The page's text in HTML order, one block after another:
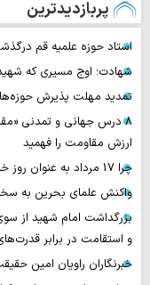
پربازدیدترین
استاد حوزه علمیه قم
شهادت؛ اوج مسیری که
تمدید مهلت پذیرش
۸ درس جهانی و تمدنی
ارزش مقاومت را فهمید
چرا 17 مرداد به عنوان روز خبرنگار نامیده شد؟
واکنش علمای بحرین به
بزرگداشت امام شهید از
و استقامت در برابر
خبرنگاران راویان امین